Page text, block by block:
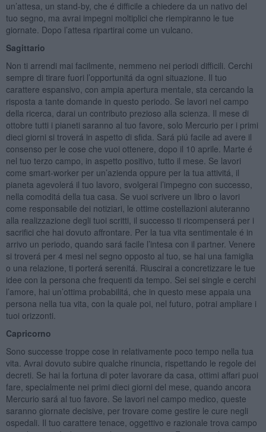
un’attesa, un stand-by, che é difficile a chiedere da un nativo del
tuo segno, ma avrai impegni moltiplici che riempiranno le tue
giornate. Dopo l’attesa ripartirai come un vulcano.
Sagittario
Non ti arrendi mai facilmente, nemmeno nei periodi difficili. Cerchi
sempre di tirare fuori l’opportunitá da ogni situazione. Il tuo
carattere espansivo, con ampia apertura mentale, sta cercando la
risposta a tante domande in questo periodo. Se lavori nel campo
della ricerca, darai un contributo prezioso alla scienza. Il mese di
ottobre tutti i pianeti saranno al tuo favore, solo Mercurio per i primi
dieci giorni si troverá in aspetto di sfida. Sará piú facile ad avere il
consenso per le cose che vuoi ottenere, dopo il 10 aprile. Marte é
nel tuo terzo campo, in aspetto positivo, tutto il mese. Se lavori
come smart-worker per un’azienda oppure per la tua attivitá, il
pianeta agevolerá il tuo lavoro, svolgerai l’impegno con successo,
nella comoditá della tua casa. Se vuoi scrivere un libro o lavori
come responsabile dei notiziari, le ottime costellazioni aiuteranno
alla realizzazione degli tuoi scritti, il successo ti ricompenserá per i
sacrifici che hai dovuto affrontare. Per la tua vita sentimentale é in
arrivo un periodo, quando sará facile l’intesa con il partner. Venere
si troverá per 4 mesi nel segno opposto al tuo, se hai una famiglia
o una relazione, ti porterá serenitá. Riuscirai a concretizzare le tue
idee con la persona che frequenti da tempo. Sei sei single e cerchi
l’amore, hai un’ottima probabilitá, che in questo mese appaia una
persona nella tua vita, con la quale poi, nel futuro, potrai ampliare i
tuoi orizzonti.
Capricorno
Sono successe troppe cose in relativamente poco tempo nella tua
vita. Avrai dovuto subire qualche rinuncia, rispettando le regole dei
decreti. Se hai la fortuna di poter lavorare da casa, ottimi affari puoi
fare, specialmente nei primi dieci giorni del mese, quando ancora
Mercurio sará al tuo favore. Se lavori nel campo medico, queste
saranno giornate decisive, per trovare come gestire le cure negli
ospedali. Il tuo carattere tenace, oggettivo e razionale trova campo